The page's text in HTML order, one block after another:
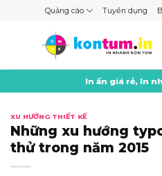
Quảng cáo Tuyển dụng
In ấn giá rẻ, In
XU HƯỚNG THIẾT KẾ
Những xu hướng
thử trong năm 2015